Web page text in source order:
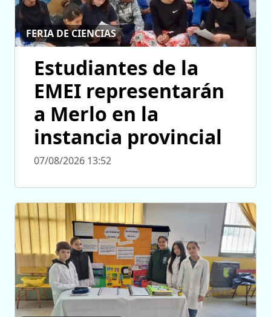
FERIA DE CIENCIAS
Estudiantes de la
EMEI representarán
a Merlo en la
instancia provincial
07/08/2026 13:52